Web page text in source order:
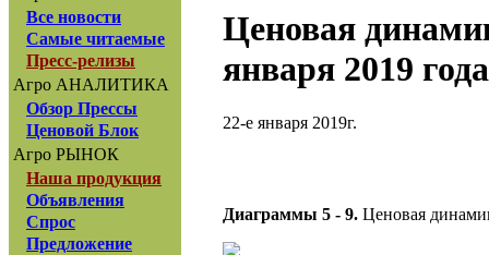
Все новости
Самые читаемые
Пресс-релизы
Агро АНАЛИТИКА
Обзор Прессы
Ценовой Блок
Агро РЫНОК
Наша продукция
Объявления
Спрос
Предложение
Ценовая
января 2019 года
22-е января 2019г.
Диаграммы 5 - 9. Ценовая